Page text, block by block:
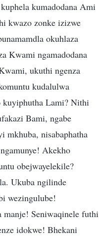
kumadodana Ami
kwazo zonke izizwe
okuhlaza
Kwami ngamadodana
ukuthi ngenza
kudalulwa
kuyiphutha Lami? Nithi
Bami, ngabe
mkhuba, nisabaphatha
Akekho
obejwayelekile?
Ukuba ngilinde
wezingulube!
Seniwaqinele futhi
idokwe! Bhekani